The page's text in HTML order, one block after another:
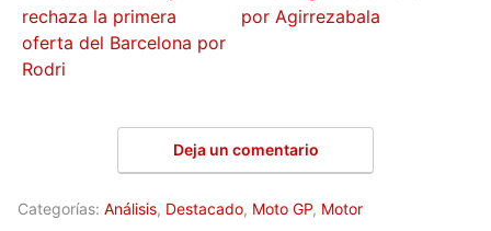
rechaza la primera
oferta del Barcelona por
Rodri
por Agirrezabala
Deja un comentario
Categorías: Análisis, Destacado, Moto GP, Motor